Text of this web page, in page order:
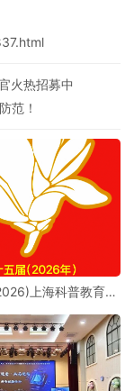
火热招募中
范！
上海科普教育创